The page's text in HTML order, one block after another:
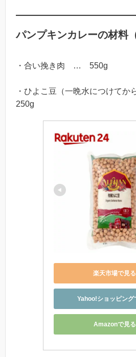
パンプキンカレーの材料
・合い挽き肉 … 550g
・ひよこ豆（一晩水につけて
250g
楽天市場で見る
Yahoo!ショッピング
Amazonで見る